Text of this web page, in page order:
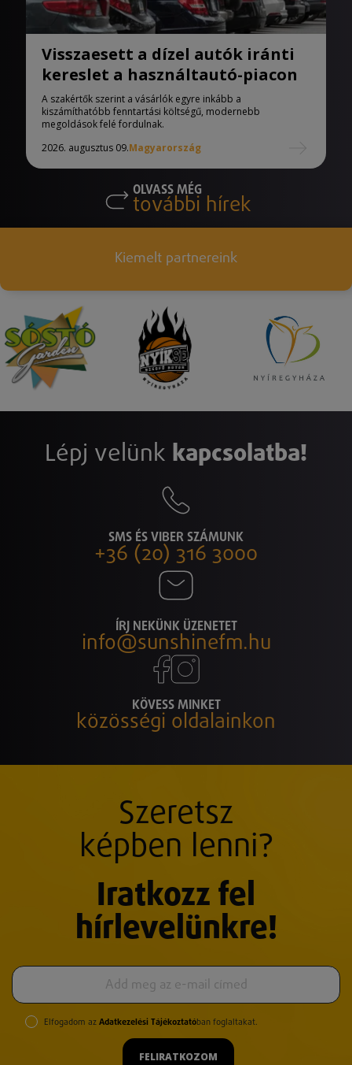
Visszaesett a dízel autók iránti
kereslet a használtautó-piacon
A szakértők szerint a vásárlók egyre inkább a
kiszámíthatóbb fenntartási költségű, modernebb
megoldások felé fordulnak.
2026. augusztus 09.Magyarország
OLVASS MÉG
további hírek
Kiemelt partnereink
Lépj velünk kapcsolatba!
SMS ÉS VIBER SZÁMUNK
+36 (20) 316 3000
ÍRJ NEKÜNK ÜZENETET
info@sunshinefm.hu
KÖVESS MINKET
közösségi oldalainkon
Szeretsz
képben lenni?
Iratkozz fel
hírlevelünkre!
Elfogadom az Adatkezelési Tájékoztatóban foglaltakat.
FELIRATKOZOM